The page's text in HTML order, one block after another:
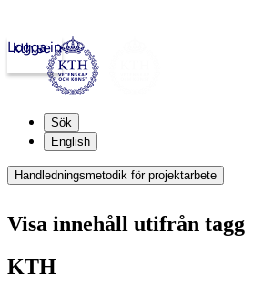
kth.se
Logga in
Sök
English
Handledningsmetodik för projektarbete
Visa innehåll utifrån tagg
KTH